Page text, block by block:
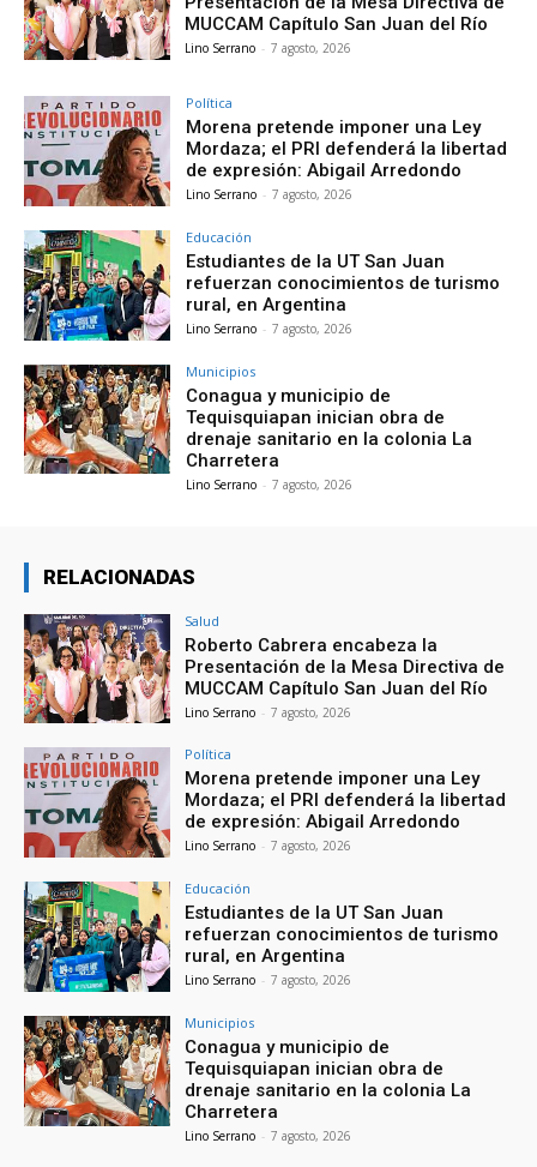
MUCCAM Capítulo San Juan del Río
Lino Serrano - 7 agosto, 2026
Política
Morena pretende imponer una Ley
Mordaza; el PRI defenderá la libertad
de expresión: Abigail Arredondo
Lino Serrano - 7 agosto, 2026
Educación
Estudiantes de la UT San Juan
refuerzan conocimientos de turismo
rural, en Argentina
Lino Serrano - 7 agosto, 2026
Municipios
Conagua y municipio de
Tequisquiapan inician obra de
drenaje sanitario en la colonia La
Charretera
Lino Serrano - 7 agosto, 2026
RELACIONADAS
Salud
Roberto Cabrera encabeza la
Presentación de la Mesa Directiva de
MUCCAM Capítulo San Juan del Río
Lino Serrano - 7 agosto, 2026
Política
Morena pretende imponer una Ley
Mordaza; el PRI defenderá la libertad
de expresión: Abigail Arredondo
Lino Serrano - 7 agosto, 2026
Educación
Estudiantes de la UT San Juan
refuerzan conocimientos de turismo
rural, en Argentina
Lino Serrano - 7 agosto, 2026
Municipios
Conagua y municipio de
Tequisquiapan inician obra de
drenaje sanitario en la colonia La
Charretera
Lino Serrano - 7 agosto, 2026